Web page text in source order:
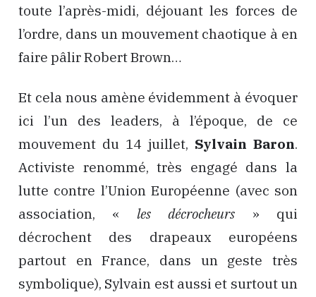
toute l’après-midi, déjouant les forces de
l’ordre, dans un mouvement chaotique à en
faire pâlir Robert Brown…
Et cela nous amène évidemment à évoquer
ici l’un des leaders, à l’époque, de ce
mouvement du 14 juillet, Sylvain Baron.
Activiste renommé, très engagé dans la
lutte contre l’Union Européenne (avec son
association, « les décrocheurs » qui
décrochent des drapeaux européens
partout en France, dans un geste très
symbolique), Sylvain est aussi et surtout un